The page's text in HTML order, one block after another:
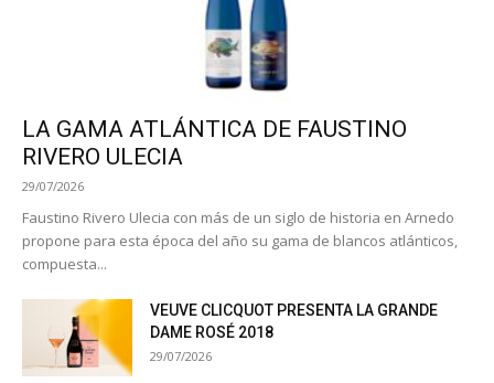
LA GAMA ATLÁNTICA DE FAUSTINO
RIVERO ULECIA
29/07/2026
Faustino Rivero Ulecia con más de un siglo de historia en Arnedo
propone para esta época del año su gama de blancos atlánticos,
compuesta...
VEUVE CLICQUOT PRESENTA LA GRANDE
DAME ROSÉ 2018
29/07/2026